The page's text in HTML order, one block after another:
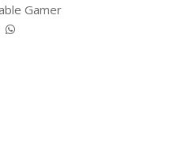
Gamer